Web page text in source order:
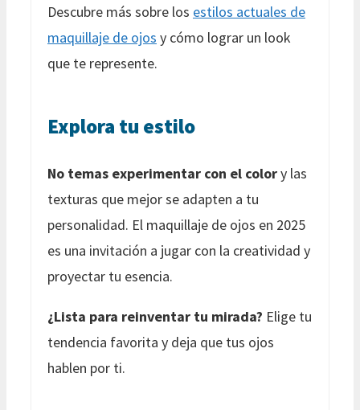
Descubre más sobre los estilos actuales de
maquillaje de ojos y cómo lograr un look
que te represente.
Explora tu estilo
No temas experimentar con el colory las
texturas que mejor se adapten a tu
personalidad. El maquillaje de ojos en 2025
es una invitación a jugar con la creatividad y
proyectar tu esencia.
¿Lista para reinventar tu mirada? Elige tu
tendencia favorita y deja que tus ojos
hablen por ti.